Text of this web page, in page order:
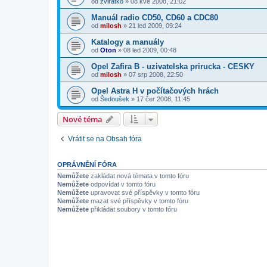
od zviratko » 08 kvě 2008, 21:02
Manuál radio CD50, CD60 a CDC80
od milosh » 21 led 2009, 09:24
Katalogy a manuály
od Oton » 08 led 2009, 00:48
Opel Zafira B - uzivatelska prirucka - CESKY
od milosh » 07 srp 2008, 22:50
Opel Astra H v počítačových hrách
od Šedoušek » 17 čer 2008, 11:45
Nové téma
Vrátit se na Obsah fóra
OPRÁVNĚNÍ FÓRA
Nemůžete zakládat nová témata v tomto fóru
Nemůžete odpovídat v tomto fóru
Nemůžete upravovat své příspěvky v tomto fóru
Nemůžete mazat své příspěvky v tomto fóru
Nemůžete přikládat soubory v tomto fóru